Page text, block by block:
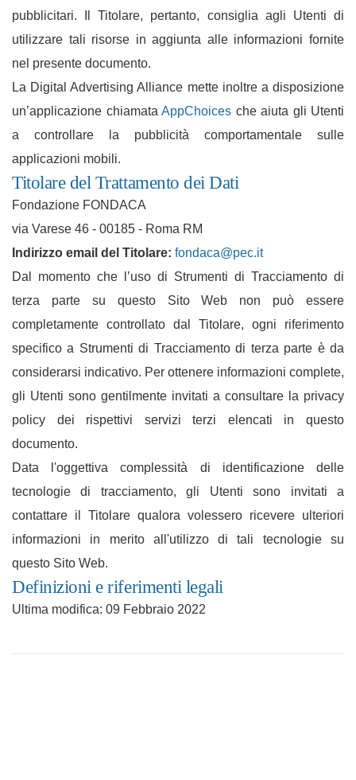
pubblicitari. Il Titolare, pertanto, consiglia agli Utenti di
utilizzare tali risorse in aggiunta alle informazioni fornite
nel presente documento.
La Digital Advertising Alliance mette inoltre a disposizione
un’applicazione chiamata AppChoices che aiuta gli Utenti
a controllare la pubblicità comportamentale sulle
applicazioni mobili.
Titolare del Trattamento dei Dati
Fondazione FONDACA
via Varese 46 - 00185 - Roma RM
Indirizzo email del Titolare: fondaca@pec.it
Dal momento che l’uso di Strumenti di Tracciamento di
terza parte su questo Sito Web non può essere
completamente controllato dal Titolare, ogni riferimento
specifico a Strumenti di Tracciamento di terza parte è da
considerarsi indicativo. Per ottenere informazioni complete,
gli Utenti sono gentilmente invitati a consultare la privacy
policy dei rispettivi servizi terzi elencati in questo
documento.
Data l'oggettiva complessità di identificazione delle
tecnologie di tracciamento, gli Utenti sono invitati a
contattare il Titolare qualora volessero ricevere ulteriori
informazioni in merito all'utilizzo di tali tecnologie su
questo Sito Web.
Definizioni e riferimenti legali
Ultima modifica: 09 Febbraio 2022